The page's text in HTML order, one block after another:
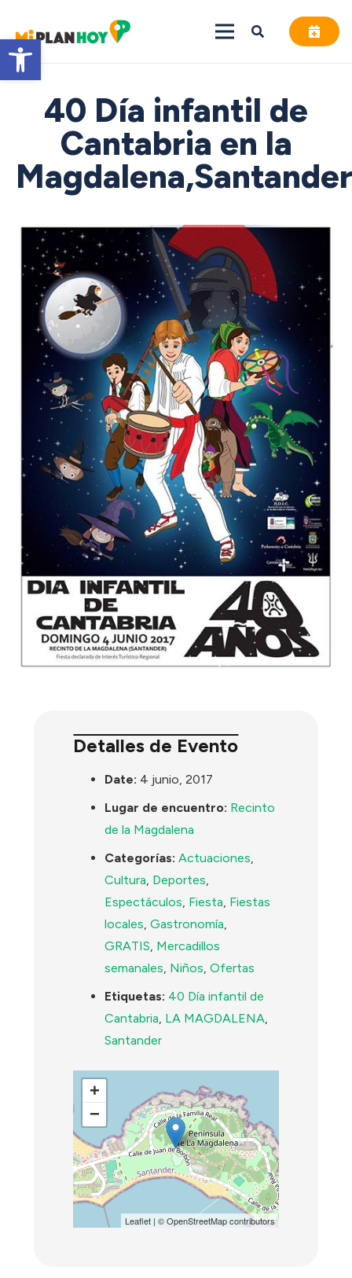
Abrir barra de herramientas
40 Día infantil de
Cantabria en la
Magdalena,Santander
Detalles de Evento
Date: 4 junio, 2017
Lugar de encuentro: Recinto
de la Magdalena
Categorías: Actuaciones
Cultura Deportes
Espectáculos Fiesta Fiestas
locales ,Gastronomía
GRATIS Mercadillos
semanales Niños ,Ofertas
Etiquetas: 40 Día infantil de
Cantabria LA MAGDALENA
Santander
+
−
Leaflet| ©OpenStreetMapcontributors